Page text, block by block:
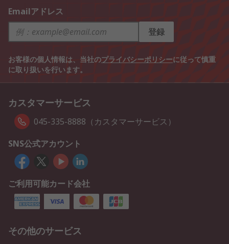
Emailアドレス
登録
お客様の個人情報は、当社のプライバシーポリシーに従って慎重
に取り扱いを行います。
カスタマーサービス
045-335-8888（カスタマーサービス）
SNS公式アカウント
ご利用可能カード会社
その他のサービス